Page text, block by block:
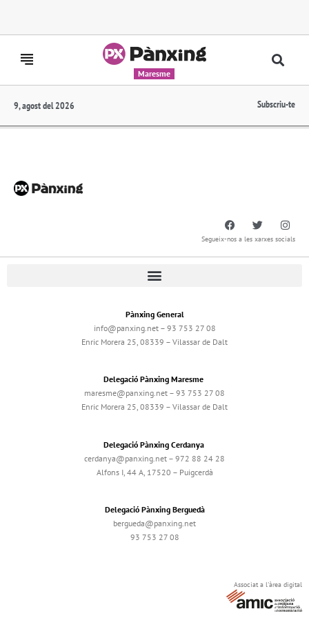
Maresme
9, agost del 2026 Subscriu-te
Segueix-nos a les xarxes socials
Pànxing General
info@panxing.net – 93 753 27 08
Enric Morera 25, 08339 – Vilassar de Dalt
Delegació Pànxing Maresme
maresme@panxing.net – 93 753 27 08
Enric Morera 25, 08339 – Vilassar de Dalt
Delegació Pànxing Cerdanya
cerdanya@panxing.net – 972 88 24 28
Alfons I, 44 A, 17520 – Puigcerdà
Delegació Pànxing Berguedà
bergueda@panxing.net
93 753 27 08
Associat a l'àrea digital